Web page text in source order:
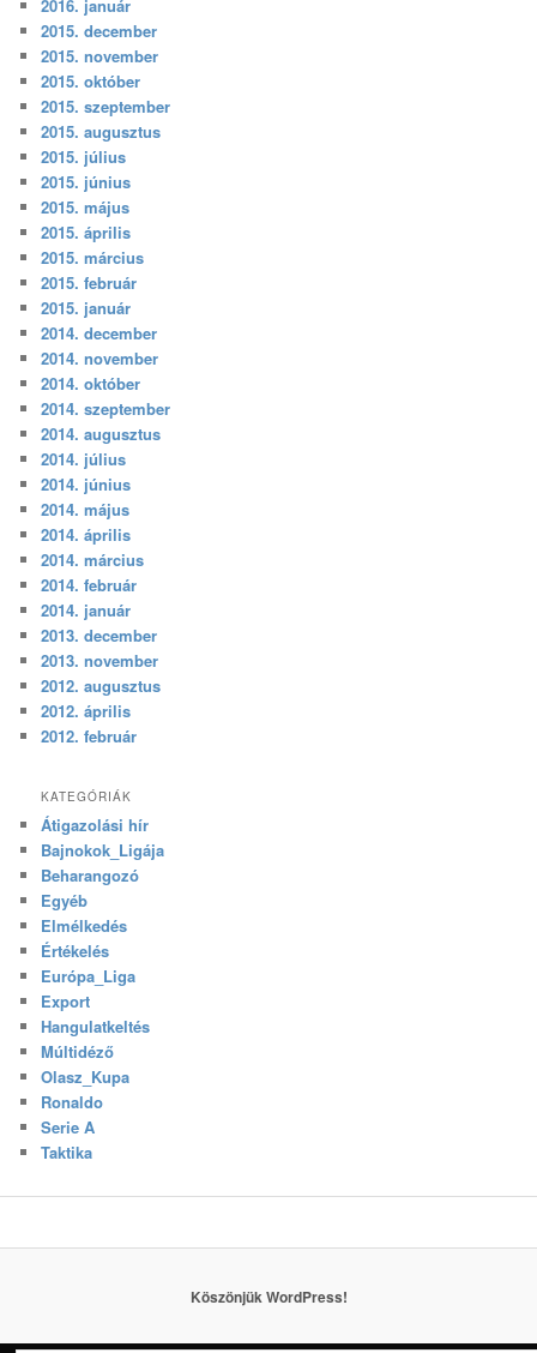
2016. január
2015. december
2015. november
2015. október
2015. szeptember
2015. augusztus
2015. július
2015. június
2015. május
2015. április
2015. március
2015. február
2015. január
2014. december
2014. november
2014. október
2014. szeptember
2014. augusztus
2014. július
2014. június
2014. május
2014. április
2014. március
2014. február
2014. január
2013. december
2013. november
2012. augusztus
2012. április
2012. február
KATEGÓRIÁK
Átigazolási hír
Bajnokok_Ligája
Beharangozó
Egyéb
Elmélkedés
Értékelés
Európa_Liga
Export
Hangulatkeltés
Múltidéző
Olasz_Kupa
Ronaldo
Serie A
Taktika
Köszönjük WordPress!